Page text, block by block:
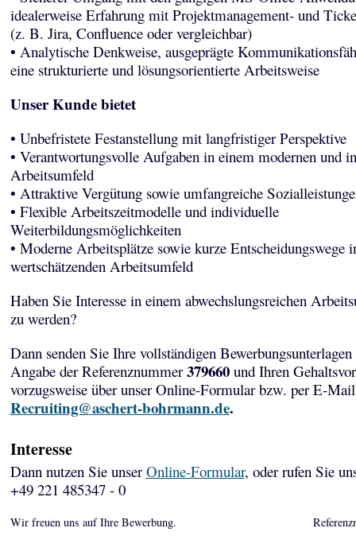
idealerweise Erfahrung mit Projektmanagement- und
(z. B. Jira, Confluence oder vergleichbar)
• Analytische Denkweise, ausgeprägte
eine strukturierte und lösungsorientierte Arbeitsweise
Unser Kunde bietet
• Unbefristete Festanstellung mit langfristiger Perspektive
• Verantwortungsvolle Aufgaben in einem modernen und
Arbeitsumfeld
• Attraktive Vergütung sowie umfangreiche
• Flexible Arbeitszeitmodelle und individuelle
Weiterbildungsmöglichkeiten
• Moderne Arbeitsplätze sowie kurze Entscheidungswege
wertschätzenden Arbeitsumfeld
Haben Sie Interesse in einem abwechslungsreichen
zu werden?
Dann senden Sie Ihre vollständigen Bewerbungsunterlagen
Angabe der Referenznummer379660und Ihren
vorzugsweise über unser Online-Formular bzw. per E-
Recruiting@aschert-bohrmann.de.
Interesse
Dann nutzen Sie unserOnline-Formular, oder rufen Sie
+49 221 485347 - 0
Wir freuen uns auf Ihre Bewerbung.